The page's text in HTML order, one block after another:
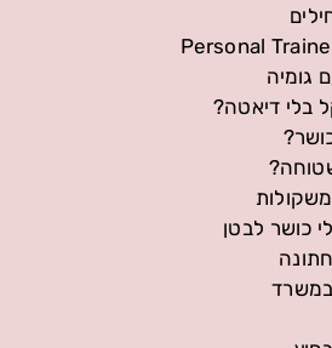
Personal
בלי דיאטה?
במשרד